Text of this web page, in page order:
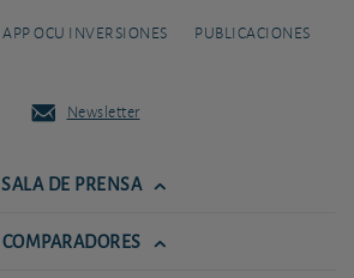
APP OCU INVERSIONES PUBLICACIONES
Newsletter
SALA DE PRENSA
COMPARADORES